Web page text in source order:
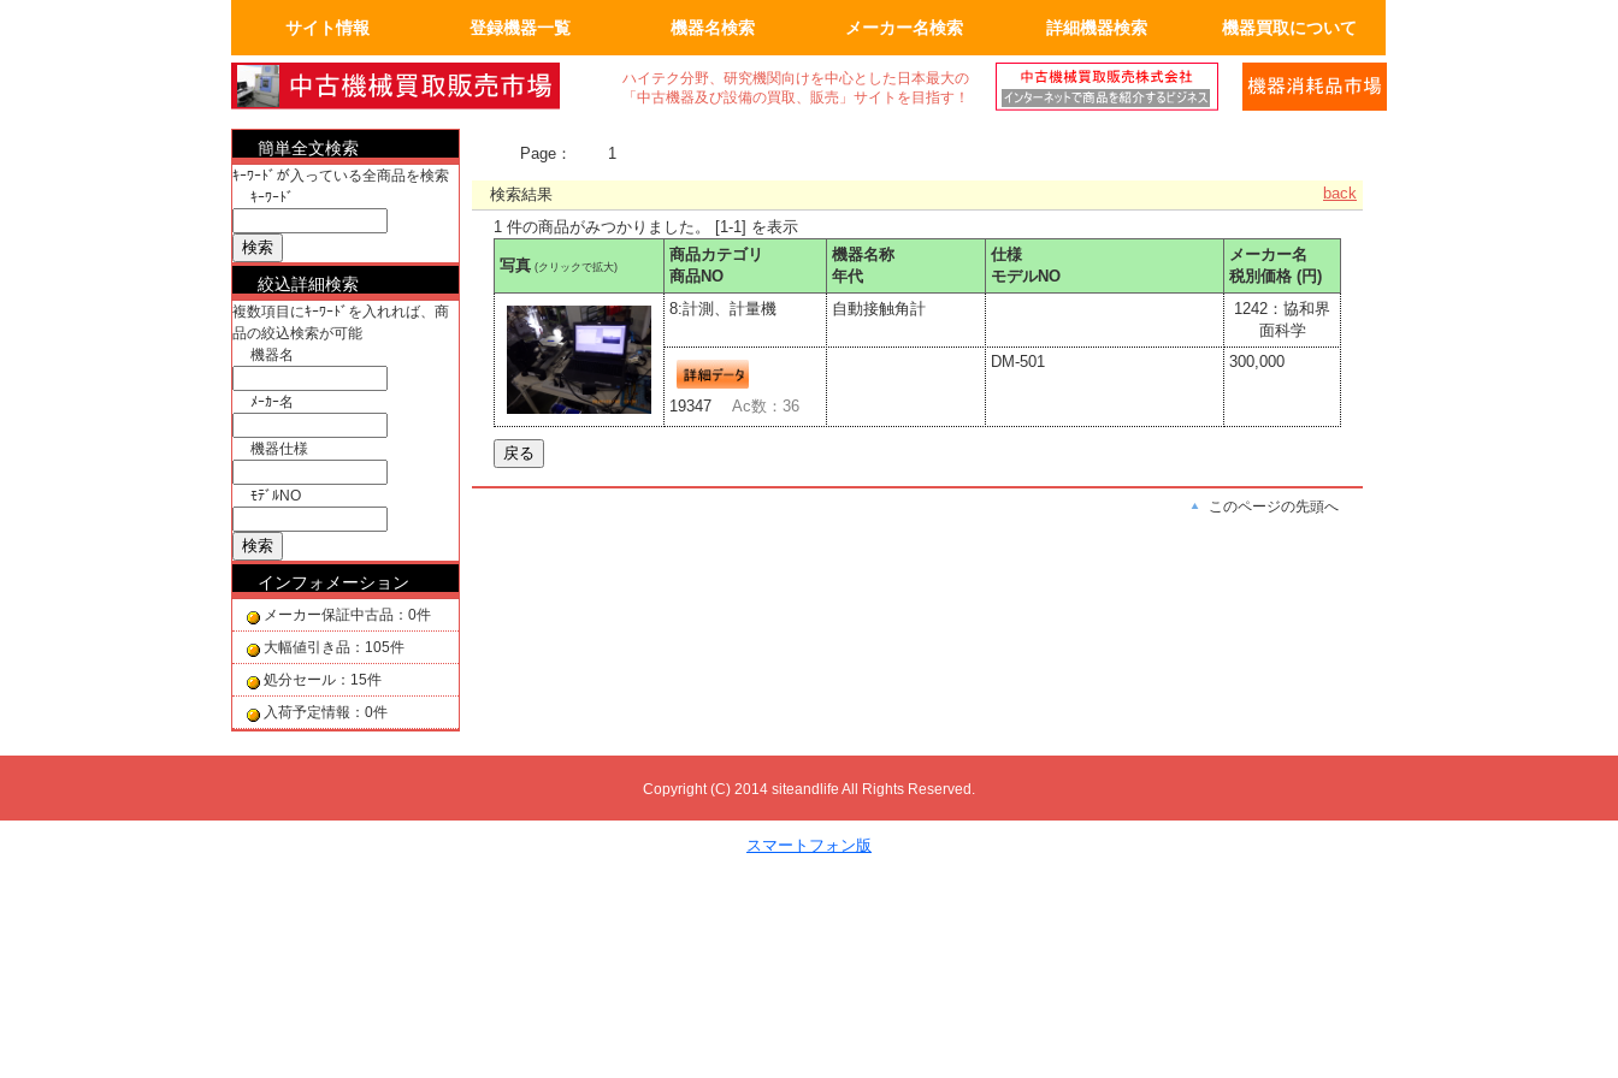
サイト情報
トップページ
FAQ：よくある質問
人気の商品
会員ページ
運営会社概要
登録機器一覧
真空機器・真空ポンプ 真空機器
真空ポンプ
真空コンポーネント
試験・検査機
洗浄、クリーニンク゛
加熱機、冷却機
分析機器
計測、計量機・顕微鏡 計測、計量機
顕微鏡
汎用理化学機器
電気計測器・光学関連 電気計測器
光学関連
物流、包装、保管
成形、樹脂、フィルム
クリーンルーム関係
電気機器、部品
工作機械、加工機
ユーティリティ機器
半導体・実装機器関連 半導体関連
実装機器関連
バイオ関連
OA事務什器・その他 OA事務什器
その他
機器名検索 メーカー名検索 詳細機器検索 機器買取について
ハイテク分野、研究機関向けを中心とした日本最大の
「中古機器及び設備の買取、販売」サイトを目指す！
簡単全文検索
ｷｰﾜｰﾄﾞが入っている全商品を検索
ｷｰﾜｰﾄﾞ
絞込詳細検索
複数項目にｷｰﾜｰﾄﾞを入れれば、商
品の絞込検索が可能
機器名
ﾒｰｶｰ名
機器仕様
ﾓﾃﾞﾙNO
インフォメーション
メーカー保証中古品：0件
大幅値引き品：105件
処分セール：15件
入荷予定情報：0件
Page： 1
back
検索結果
1 件の商品がみつかりました。 [1-1] を表示
写真 (クリックで拡大)
商品カテゴリ
商品NO
機器名称
年代
仕様
モデルNO
メーカー名
税別価格 (円)
8:計測、計量機
自動接触角計
1242：協和界
面科学
19347 Ac数：36
DM-501 300,000
このページの先頭へ
Copyright (C) 2014 siteandlife All Rights Reserved.
スマートフォン版